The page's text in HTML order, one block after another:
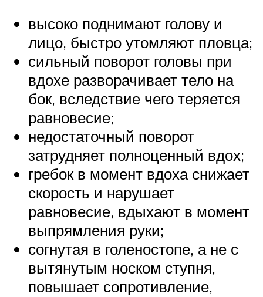
высоко поднимают голову и
лицо, быстро утомляют пловца;
сильный поворот головы при
вдохе разворачивает тело на
бок, вследствие чего теряется
равновесие;
недостаточный поворот
затрудняет полноценный вдох;
гребок в момент вдоха снижает
скорость и нарушает
равновесие, вдыхают в момент
выпрямления руки;
согнутая в голеностопе, а не с
вытянутым носком ступня,
повышает сопротивление,